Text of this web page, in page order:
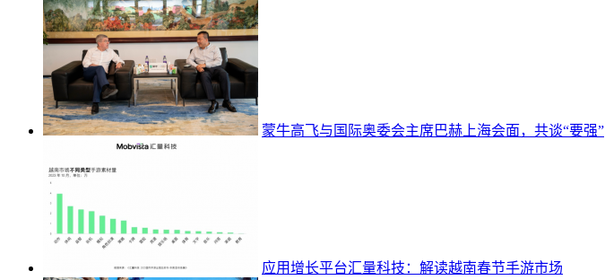
蒙牛高飞与国际奥委会主席巴赫上海会面，共谈“要强”
应用增长平台汇量科技：解读越南春节手游市场